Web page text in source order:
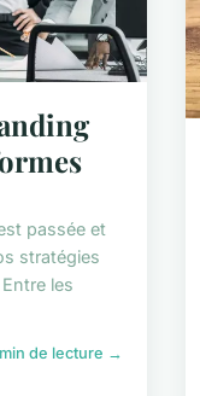
passée et
stratégies
les
de lecture →